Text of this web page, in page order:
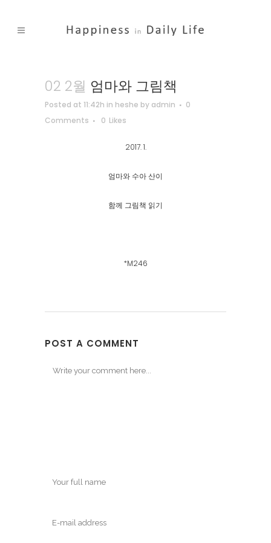
02 2월 엄마와 그림책
Posted at 11:42h in heshe by admin
0
Comments
0 Likes
2017. 1.
엄마와 수아 산이
함께 그림책 읽기
*M246
POST A COMMENT